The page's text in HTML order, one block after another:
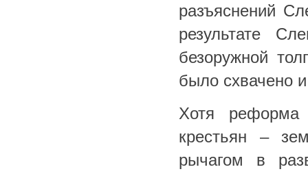
разъяснений
результате
безоружной
было схвачено
Хотя
крестьян –
рычагом в